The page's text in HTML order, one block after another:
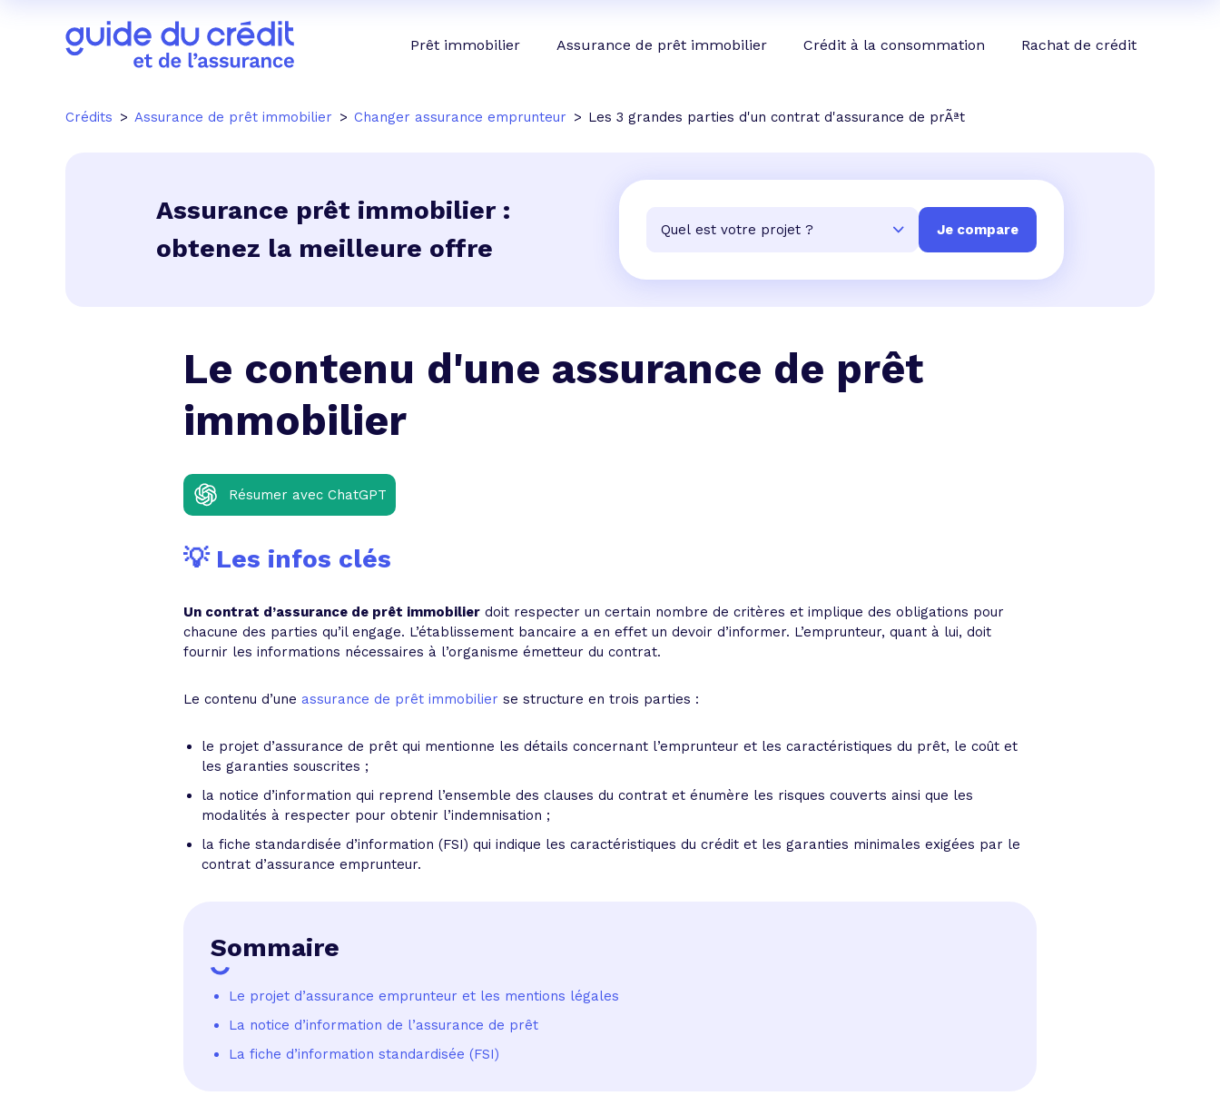
Prêt immobilier Assurance de prêt immobilier Crédit à la consommation Rachat de crédit
Crédits Assurance de prêt immobilier Changer assurance emprunteur Les 3 grandes parties d'un contrat d'assurance de prÃªt
Assurance prêt immobilier :
obtenez la meilleure offre
Le contenu d'une assurance de prêt
immobilier
Résumer avec ChatGPT
💡 Les infos clés
Un contrat d’assurance de prêt immobilier doit respecter un certain nombre de critères et implique des obligations pour
chacune des parties qu’il engage. L’établissement bancaire a en effet un devoir d’informer. L’emprunteur, quant à lui, doit
fournir les informations nécessaires à l’organisme émetteur du contrat.
Le contenu d’une assurance de prêt immobilier se structure en trois parties :
le projet d’assurance de prêt qui mentionne les détails concernant l’emprunteur et les caractéristiques du prêt, le coût et
les garanties souscrites ;
la notice d’information qui reprend l’ensemble des clauses du contrat et énumère les risques couverts ainsi que les
modalités à respecter pour obtenir l’indemnisation ;
la fiche standardisée d’information (FSI) qui indique les caractéristiques du crédit et les garanties minimales exigées par le
contrat d’assurance emprunteur.
Sommaire
Le projet d’assurance emprunteur et les mentions légales
La notice d’information de l’assurance de prêt
La fiche d’information standardisée (FSI)